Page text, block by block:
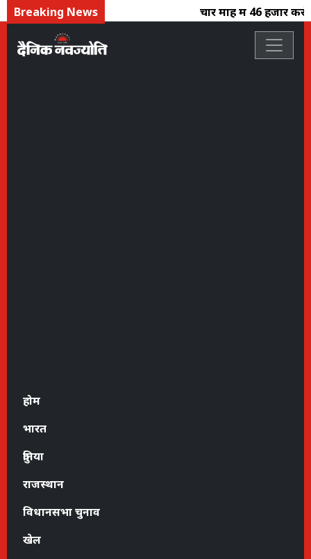
Breaking News चार माह में 46 हजार
होम
भारत
दुनिया
राजस्थान
विधानसभा चुनाव
खेल